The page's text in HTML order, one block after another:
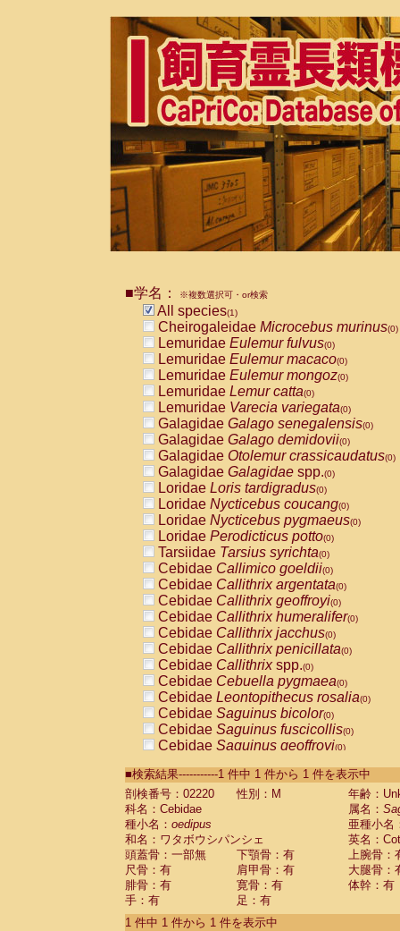
■学名： ※複数選択可・or検索
All species(1)
Cheirogaleidae Microcebus murinus(0)
Lemuridae Eulemur fulvus(0)
Lemuridae Eulemur macaco(0)
Lemuridae Eulemur mongoz(0)
Lemuridae Lemur catta(0)
Lemuridae Varecia variegata(0)
Galagidae Galago senegalensis(0)
Galagidae Galago demidovii(0)
Galagidae Otolemur crassicaudatus(0)
Galagidae Galagidae spp.(0)
Loridae Loris tardigradus(0)
Loridae Nycticebus coucang(0)
Loridae Nycticebus pygmaeus(0)
Loridae Perodicticus potto(0)
Tarsiidae Tarsius syrichta(0)
Cebidae Callimico goeldii(0)
Cebidae Callithrix argentata(0)
Cebidae Callithrix geoffroyi(0)
Cebidae Callithrix humeralifer(0)
Cebidae Callithrix jacchus(0)
Cebidae Callithrix penicillata(0)
Cebidae Callithrixspp.(0)
Cebidae Cebuella pygmaea(0)
Cebidae Leontopithecus rosalia(0)
Cebidae Saguinus bicolor(0)
Cebidae Saguinus fuscicollis(0)
Cebidae Saguinus geoffroyi(0)
CebidaeSaguinus labiatus(0)
Cebidae Saguinus leucopus (0)
Cebidae
Cebidae
CebidaeSaguinus nigricollis (0)
Cebidae Saguinus oedipus
Cebidae Saguinus weddelli
Cebidae Saguinusspp.
Cebidae Aotus trivirgatus
Cebidae Cebus albifrons
■検索結果-----------1 件中 1 件から 1 件を表示中
剖検番号：02220
性別：M
年齢：
科名：Cebidae
属名：
種小名： oedipus
亜種小名
和名：ワタボウシパンシェ
英名：
頭蓋骨：一部無
下顎骨：有
上腕骨：
尺骨：有
肩甲骨：有
大腿骨：
腓骨：有
寛骨：有
体幹：有
手：有
足：有
1 件中 1 件から 1 件を表示中